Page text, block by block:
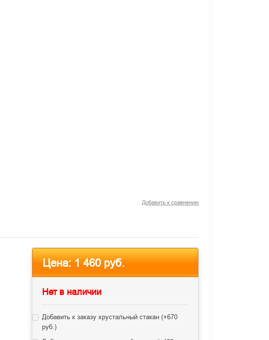
Добавить к сравнению
Цена:1 460 руб.
Нет в наличии
Добавить к заказу хрустальный стакан (+670
руб.)